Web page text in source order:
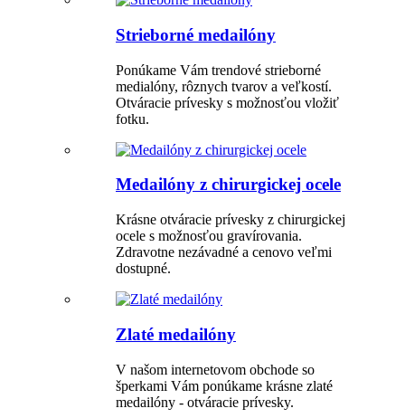
Strieborné medailóny
Ponúkame Vám trendové strieborné
medialóny, rôznych tvarov a veľkostí.
Otváracie prívesky s možnosťou vložiť
fotku.
Medailóny z chirurgickej ocele
Krásne otváracie prívesky z chirurgickej
ocele s možnosťou gravírovania.
Zdravotne nezávadné a cenovo veľmi
dostupné.
Zlaté medailóny
V našom internetovom obchode so
šperkami Vám ponúkame krásne zlaté
medailóny - otváracie prívesky.